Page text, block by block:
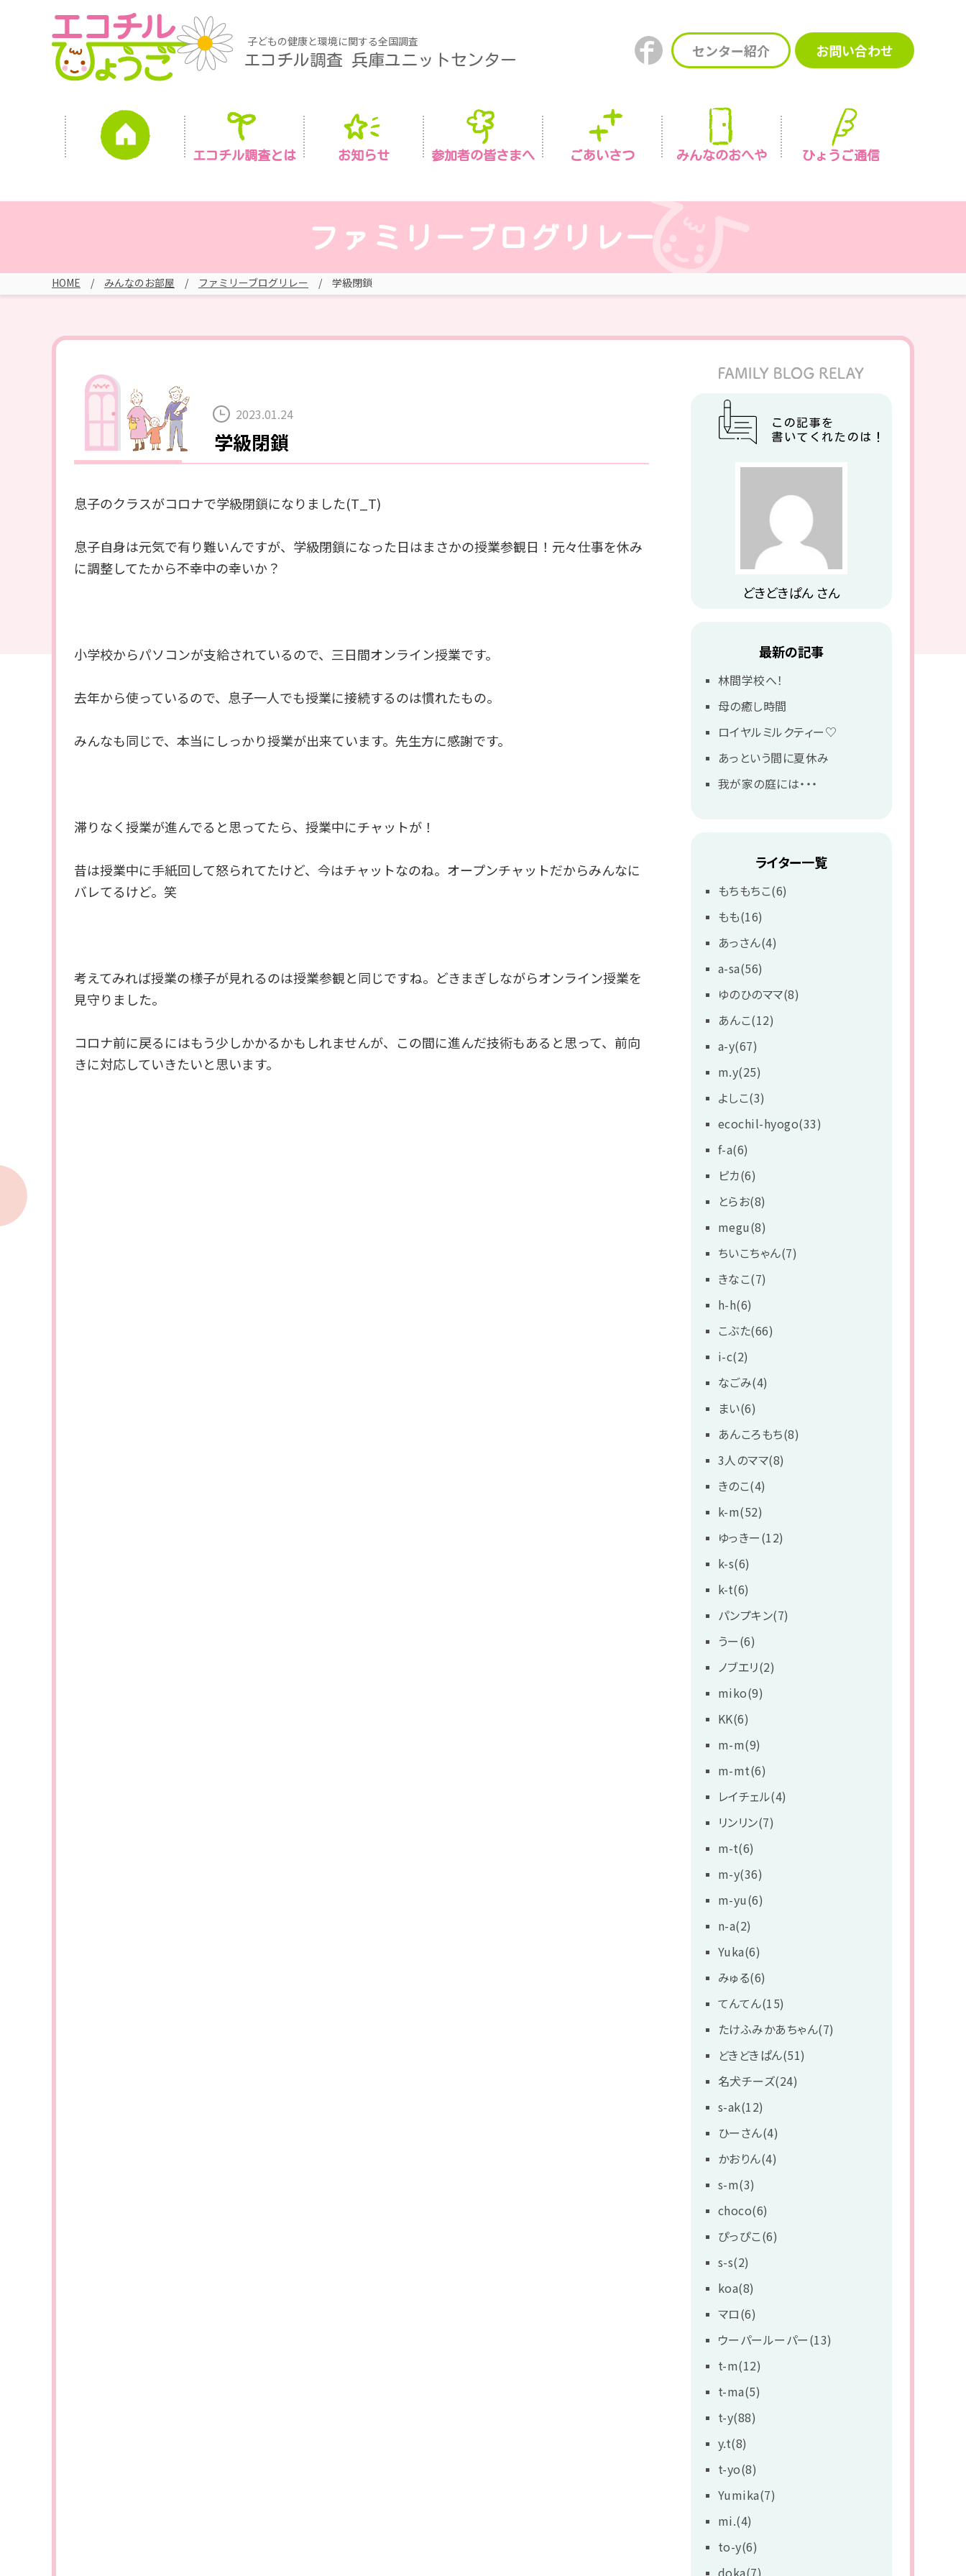
子どもの健康と環境に関する全国調査
エコチル調査 兵庫ユニットセンター
センター紹介 お問い合わせ
エコチル調査とは お知らせ 参加者の皆さまへ ごあいさつ みんなのおへや ひょうご通信
ファミリーブログリレー
HOME みんなのお部屋 ファミリーブログリレー 学級閉鎖
2023.01.24
学級閉鎖
息子のクラスがコロナで学級閉鎖になりました(T_T)
息子自身は元気で有り難いんですが、学級閉鎖になった日はまさかの授業参観日！元々仕事を休み
に調整してたから不幸中の幸いか？
小学校からパソコンが支給されているので、三日間オンライン授業です。
去年から使っているので、息子一人でも授業に接続するのは慣れたもの。
みんなも同じで、本当にしっかり授業が出来ています。先生方に感謝です。
滞りなく授業が進んでると思ってたら、授業中にチャットが！
昔は授業中に手紙回して怒られてたけど、今はチャットなのね。オープンチャットだからみんなに
バレてるけど。笑
考えてみれば授業の様子が見れるのは授業参観と同じですね。どきまぎしながらオンライン授業を
見守りました。
コロナ前に戻るにはもう少しかかるかもしれませんが、この間に進んだ技術もあると思って、前向
きに対応していきたいと思います。
この記事を
書いてくれたのは！
どきどきぱん さん
最新の記事
林間学校へ！
母の癒し時間
ロイヤルミルクティー♡
あっという間に夏休み
我が家の庭には・・・
ライター一覧
もちもちこ(6)
もも(16)
あっさん(4)
a-sa(56)
ゆのひのママ(8)
あんこ(12)
a-y(67)
m.y(25)
よしこ(3)
ecochil-hyogo(33)
f-a(6)
ピカ(6)
とらお(8)
megu(8)
ちいこちゃん(7)
きなこ(7)
h-h(6)
こぶた(66)
i-c(2)
なごみ(4)
まい(6)
あんころもち(8)
3人のママ(8)
きのこ(4)
k-m(52)
ゆっきー(12)
k-s(6)
k-t(6)
パンプキン(7)
うー(6)
ノブエリ(2)
miko(9)
KK(6)
m-m(9)
m-mt(6)
レイチェル(4)
リンリン(7)
m-t(6)
m-y(36)
m-yu(6)
n-a(2)
Yuka(6)
みゅる(6)
てんてん(15)
たけふみかあちゃん(7)
どきどきぱん(51)
名犬チーズ(24)
s-ak(12)
ひーさん(4)
かおりん(4)
s-m(3)
choco(6)
ぴっぴこ(6)
s-s(2)
koa(8)
マロ(6)
ウーパールーパー(13)
t-m(12)
t-ma(5)
t-y(88)
y.t(8)
t-yo(8)
Yumika(7)
mi.(4)
to-y(6)
doka(7)